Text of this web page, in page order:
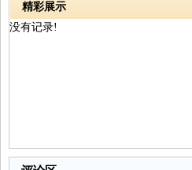
精彩展示
没有记录!